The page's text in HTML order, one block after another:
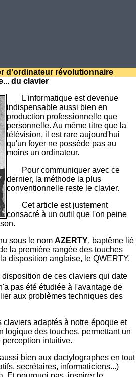
d'ordinateur révolutionnaire
du clavier
L'informatique est devenue
indispensable aussi bien en
production professionnelle que
personnelle. Au même titre que la
télévision, il est rare aujourd'hui
qu'un foyer ne possède pas au
moins un ordinateur.
Pour communiquer avec ce
dernier, la méthode la plus
conventionnelle reste le clavier.
Cet article est justement
consacré à un outil que l'on peine
sous le nom AZERTY, baptême lié
la première rangée des touches
disposition anglaise, le QWERTY.
de ces claviers qui date
pas été étudiée à l'avantage de
aux problèmes techniques des
claviers adaptés à notre époque et
logique des touches, permettant un
intuitive.
bien aux dactylographes en tout
secrétaires, informaticiens...)